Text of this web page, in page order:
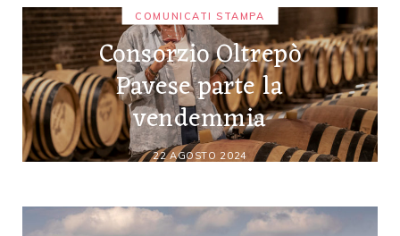
COMUNICATI STAMPA
Consorzio Oltrepò
Pavese parte la
vendemmia
22 AGOSTO 2024